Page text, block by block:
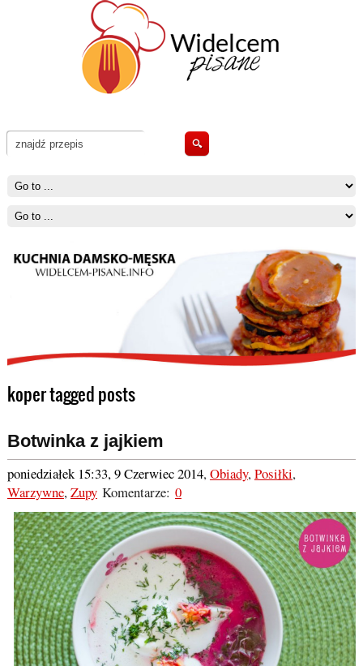
koper tagged posts
Botwinka z jajkiem
poniedziałek 15:33, 9 Czerwiec 2014,Obiady,Posiłki,
Warzywne,ZupyKomentarze: 0